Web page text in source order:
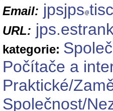
Email: jpsjps
URL:
kategorie:
Počítače a
Praktické/
Společnost/